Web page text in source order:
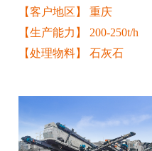
【客户地区】 重庆
【生产能力】 200-250t/h
【处理物料】 石灰石